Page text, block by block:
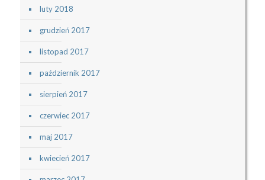
luty 2018
grudzień 2017
listopad 2017
październik 2017
sierpień 2017
czerwiec 2017
maj 2017
kwiecień 2017